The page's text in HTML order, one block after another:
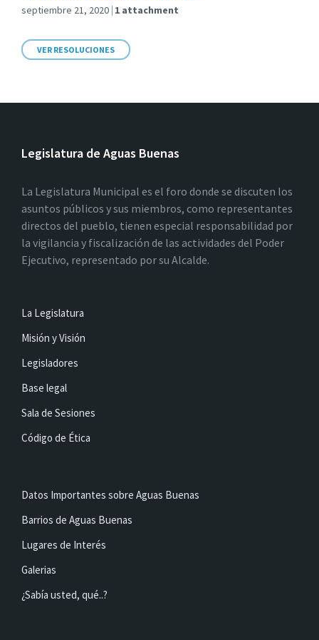
septiembre 21, 2020 1 attachment
VER RESOLUCIONES
Legislatura de Aguas Buenas
La Legislatura Municipal es el foro donde se discuten los
asuntos públicos y sus miembros, como representantes
directos del pueblo, tienen especial responsabilidad por
la vigilancia y fiscalización de las actividades del Poder
Ejecutivo, representado por su Alcalde.
La Legislatura
Misión y Visión
Legisladores
Base legal
Sala de Sesiones
Código de Ética
Datos Importantes sobre Aguas Buenas
Barrios de Aguas Buenas
Lugares de Interés
Galerias
¿Sabía usted, qué..?